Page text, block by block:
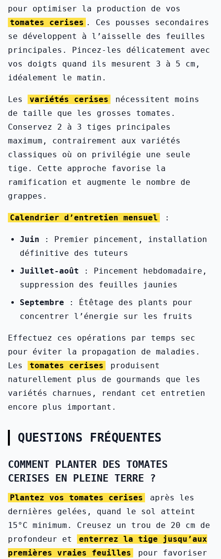
pour optimiser la production de vos
tomates cerises . Ces pousses secondaires
se développent à l’aisselle des feuilles
principales. Pincez-les délicatement avec
vos doigts quand ils mesurent 3 à 5 cm,
idéalement le matin.
Les variétés cerises
nécessitent moins
de taille que les grosses tomates.
Conservez 2 à 3 tiges principales
maximum, contrairement aux variétés
classiques où on privilégie une seule
tige. Cette approche favorise la
ramification et augmente le nombre de
grappes.
Calendrier d’entretien mensuel :
Juin : Premier pincement, installation
définitive des tuteurs
Juillet-août : Pincement hebdomadaire,
suppression des feuilles jaunies
Septembre : Étêtage des plants pour
concentrer l’énergie sur les fruits
Effectuez ces opérations par temps sec
pour éviter la propagation de maladies.
Les
tomates cerises
produisent
naturellement plus de gourmands que les
variétés charnues, rendant cet entretien
encore plus important.
QUESTIONS FRÉQUENTES
COMMENT PLANTER DES TOMATES
CERISES EN PLEINE TERRE ?
Plantez vos tomates cerises
après les
dernières gelées, quand le sol atteint
15°C minimum. Creusez un trou de 20 cm de
profondeur et
enterrez la tige jusqu’aux
premières vraies feuilles
pour favoriser